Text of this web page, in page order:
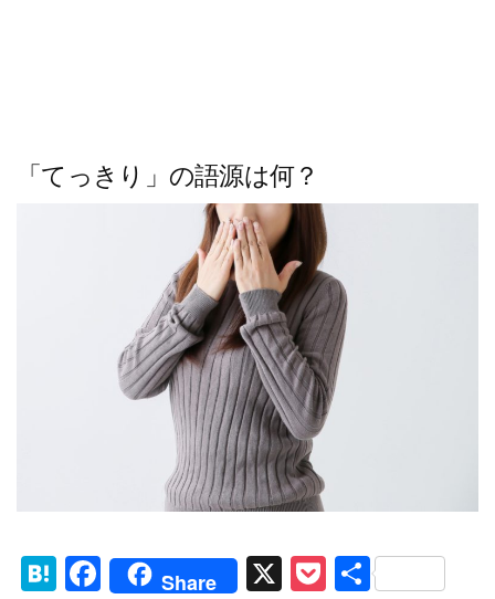
「てっきり」の語源は何？
H
F
Share X
P 共